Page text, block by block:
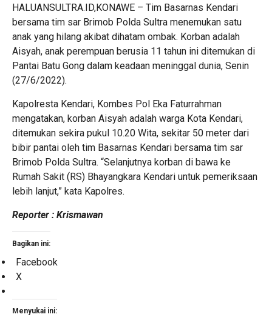
HALUANSULTRA.ID,KONAWE – Tim Basarnas Kendari
bersama tim sar Brimob Polda Sultra menemukan satu
anak yang hilang akibat dihatam ombak. Korban adalah
Aisyah, anak perempuan berusia 11 tahun ini ditemukan di
Pantai Batu Gong dalam keadaan meninggal dunia, Senin
(27/6/2022).
Kapolresta Kendari, Kombes Pol Eka Faturrahman
mengatakan, korban Aisyah adalah warga Kota Kendari,
ditemukan sekira pukul 10.20 Wita, sekitar 50 meter dari
bibir pantai oleh tim Basarnas Kendari bersama tim sar
Brimob Polda Sultra. “Selanjutnya korban di bawa ke
Rumah Sakit (RS) Bhayangkara Kendari untuk pemeriksaan
lebih lanjut,” kata Kapolres.
Reporter : Krismawan
Bagikan ini:
Facebook
X
Menyukai ini: